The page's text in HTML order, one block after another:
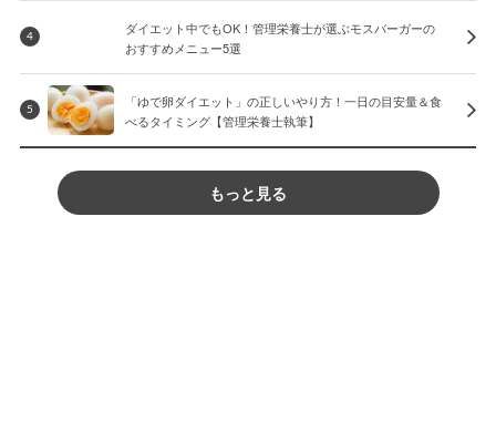
4
ダイエット中でもOK！管理栄養士が選ぶモスバーガーの
おすすめメニュー5選
5
「ゆで卵ダイエット」の正しいやり方！一日の目安量＆食
べるタイミング【管理栄養士執筆】
もっと見る